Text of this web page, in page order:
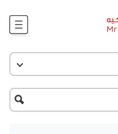
وبلاگ
جاذبه گردشگری